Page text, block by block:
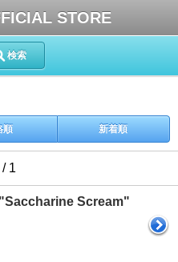
STORE
検索
順 新着順
1
Scream"